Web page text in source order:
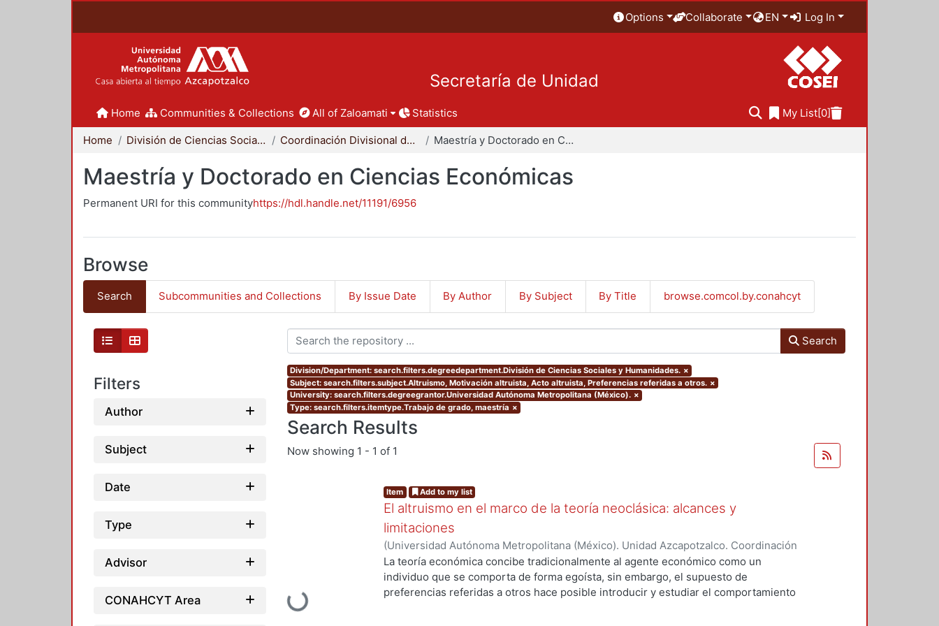
Options Collaborate EN Log In
Secretaría de Unidad
Home Communities & Collections All of Zaloamati Statistics My List[0]
Home División de Ciencias Sociales y Humanidades Coordinación Divisional de Posgrado Maestría y Doctorado en Ciencias Económicas
Maestría y Doctorado en Ciencias Económicas
Permanent URI for this communityhttps://hdl.handle.net/11191/6956
Browse
Search Subcommunities and Collections By Issue Date By Author By Subject By Title browse.comcol.by.conahcyt
Filters
Author
Subject
Date
Type
Advisor
CONAHCYT Area
Search
Division/Department: search.filters.degreedepartment.División de Ciencias Sociales y Humanidades. ×
Subject: search.filters.subject.Altruismo, Motivación altruista, Acto altruista, Preferencias referidas a otros. ×
University: search.filters.degreegrantor.Universidad Autónoma Metropolitana (México). ×
Type: search.filters.itemtype.Trabajo de grado, maestría ×
Search Results
Now showing 1 - 1 of 1
Loading...
Item Add to my list
El altruismo en el marco de la teoría neoclásica: alcances y
limitaciones
(Universidad Autónoma Metropolitana (México). Unidad Azcapotzalco. Coordinación
de Servicios de Información. ,2016)Pimentel Linares, Gabriela Lizeth
La teoría económica concibe tradicionalmente al agente económico como un
individuo que se comporta de forma egoísta, sin embargo, el supuesto de
preferencias referidas a otros hace posible introducir y estudiar el comportamiento